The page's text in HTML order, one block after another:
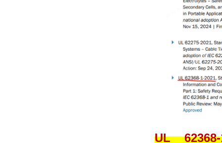
UL